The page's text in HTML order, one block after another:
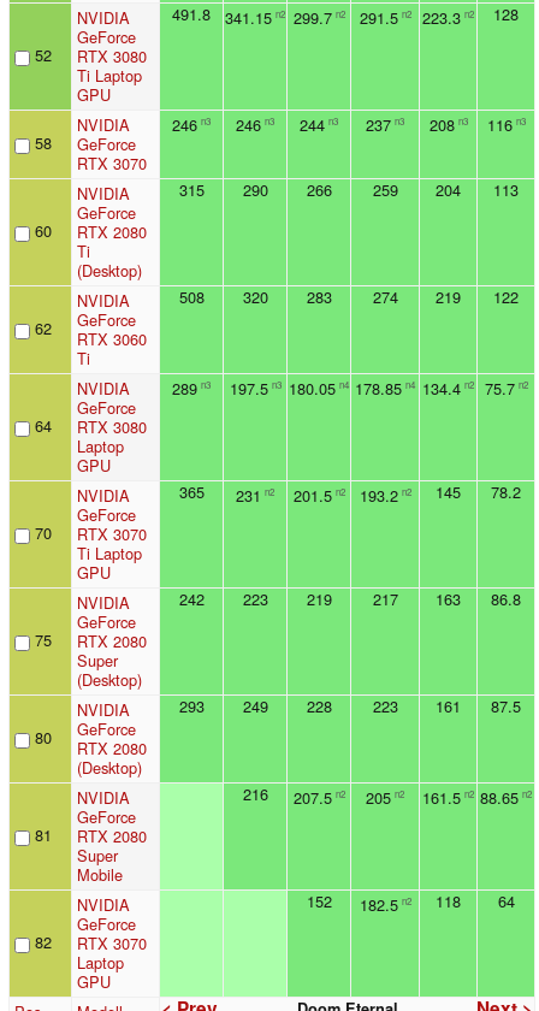
52
NVIDIA
GeForce
RTX 3080
Ti Laptop
GPU
491.8 341.15 n2 299.7 n2 291.5 n2 223.3 n2 128
58
NVIDIA
GeForce
RTX 3070
246 n3 246 n3 244 n3 237 n3 208 n3 116 n3
60
NVIDIA
GeForce
RTX 2080
Ti
(Desktop)
315 290 266 259 204 113
62
NVIDIA
GeForce
RTX 3060
Ti
508 320 283 274 219 122
64
NVIDIA
GeForce
RTX 3080
Laptop
GPU
289 n3 197.5 n3 180.05 n4 178.85 n4 134.4 n2 75.7 n2
70
NVIDIA
GeForce
RTX 3070
Ti Laptop
GPU
365 231 n2 201.5 n2 193.2 n2 145 78.2
75
NVIDIA
GeForce
RTX 2080
Super
(Desktop)
242 223 219 217 163 86.8
80
NVIDIA
GeForce
RTX 2080
(Desktop)
293 249 228 223 161 87.5
81
NVIDIA
GeForce
RTX 2080
Super
Mobile
216 207.5 n2 205 n2 161.5 n2 88.65 n2
82
NVIDIA
GeForce
RTX 3070
Laptop
GPU
152 182.5 n2 118 64